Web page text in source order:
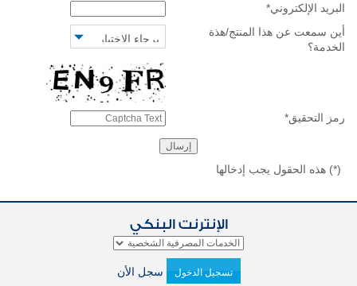
البريد الإلكتروني*
أين سمعت عن هذا المنتج/هذة
الخدمة؟
رمز التحقيق*
(*) هذه الحقول يجب إدخالها
الإنترنت البنكي
تسجيل الدخول سجل الأن